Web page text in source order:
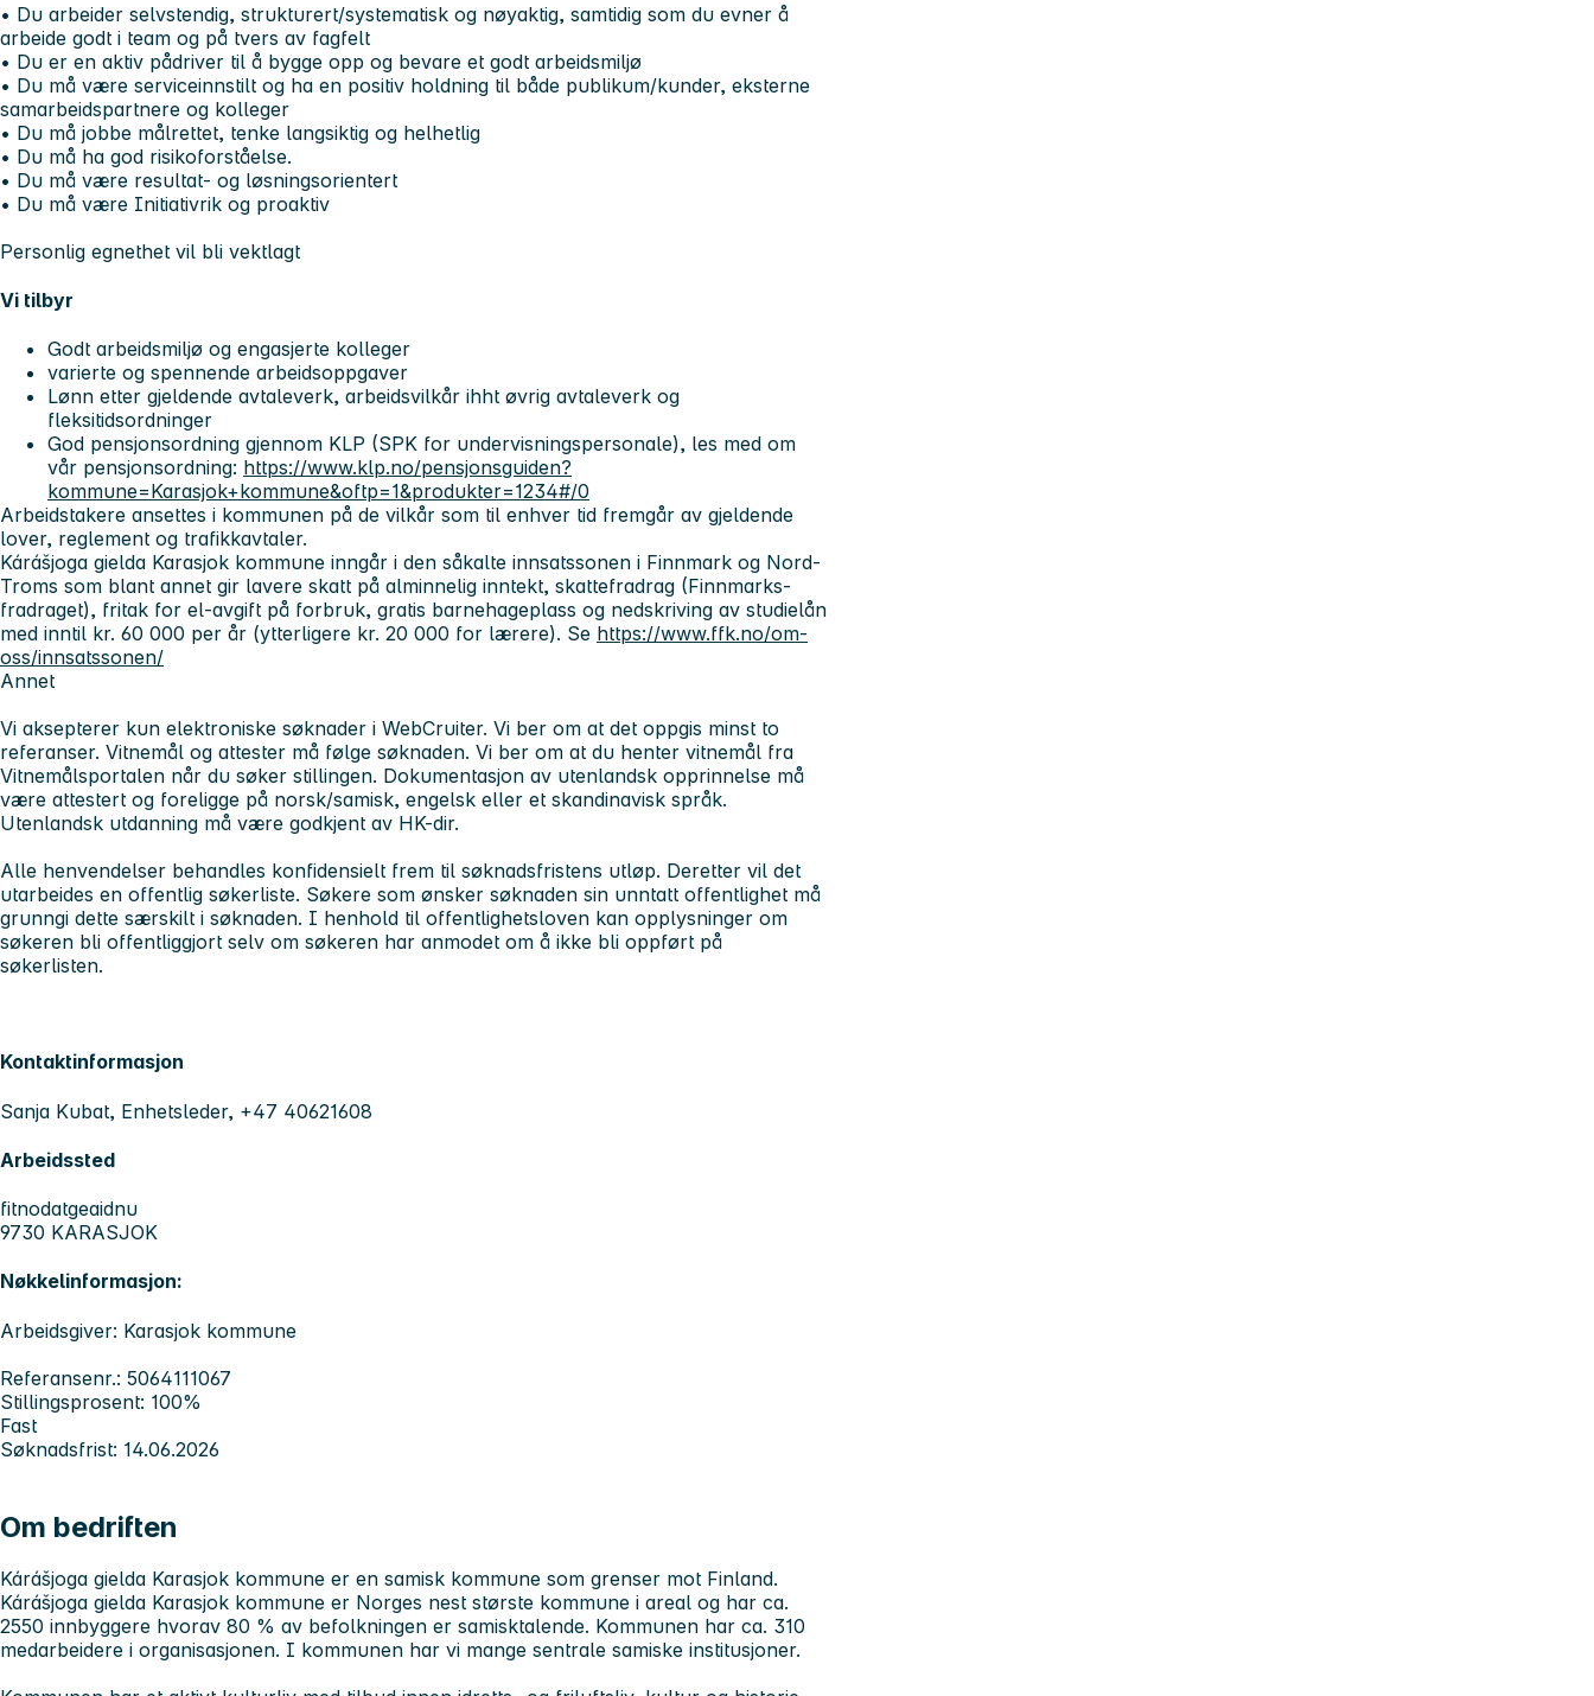
• Du arbeider selvstendig, strukturert/systematisk og nøyaktig, samtidig som du evner å
arbeide godt i team og på tvers av fagfelt
• Du er en aktiv pådriver til å bygge opp og bevare et godt arbeidsmiljø
• Du må være serviceinnstilt og ha en positiv holdning til både publikum/kunder, eksterne
samarbeidspartnere og kolleger
• Du må jobbe målrettet, tenke langsiktig og helhetlig
• Du må ha god risikoforståelse.
• Du må være resultat- og løsningsorientert
• Du må være Initiativrik og proaktiv
Personlig egnethet vil bli vektlagt
Vi tilbyr
Godt arbeidsmiljø og engasjerte kolleger
varierte og spennende arbeidsoppgaver
Lønn etter gjeldende avtaleverk, arbeidsvilkår ihht øvrig avtaleverk og
fleksitidsordninger
God pensjonsordning gjennom KLP (SPK for undervisningspersonale), les med om
vår pensjonsordning: https://www.klp.no/pensjonsguiden?
kommune=Karasjok+kommune&oftp=1&produkter=1234#/0
Arbeidstakere ansettes i kommunen på de vilkår som til enhver tid fremgår av gjeldende
lover, reglement og trafikkavtaler.
Kárášjoga gielda Karasjok kommune inngår i den såkalte innsatssonen i Finnmark og Nord-
Troms som blant annet gir lavere skatt på alminnelig inntekt, skattefradrag (Finnmarks-
fradraget), fritak for el-avgift på forbruk, gratis barnehageplass og nedskriving av studielån
med inntil kr. 60 000 per år (ytterligere kr. 20 000 for lærere). Se https://www.ffk.no/om-
oss/innsatssonen/
Annet
Vi aksepterer kun elektroniske søknader i WebCruiter. Vi ber om at det oppgis minst to
referanser. Vitnemål og attester må følge søknaden. Vi ber om at du henter vitnemål fra
Vitnemålsportalen når du søker stillingen. Dokumentasjon av utenlandsk opprinnelse må
være attestert og foreligge på norsk/samisk, engelsk eller et skandinavisk språk.
Utenlandsk utdanning må være godkjent av HK-dir.
Alle henvendelser behandles konfidensielt frem til søknadsfristens utløp. Deretter vil det
utarbeides en offentlig søkerliste. Søkere som ønsker søknaden sin unntatt offentlighet må
grunngi dette særskilt i søknaden. I henhold til offentlighetsloven kan opplysninger om
søkeren bli offentliggjort selv om søkeren har anmodet om å ikke bli oppført på
søkerlisten.
Kontaktinformasjon
Sanja Kubat, Enhetsleder, +47 40621608
Arbeidssted
fitnodatgeaidnu
9730 KARASJOK
Nøkkelinformasjon:
Arbeidsgiver: Karasjok kommune
Referansenr.: 5064111067
Stillingsprosent: 100%
Fast
Søknadsfrist: 14.06.2026
Om bedriften
Kárášjoga gielda Karasjok kommune er en samisk kommune som grenser mot Finland.
Kárášjoga gielda Karasjok kommune er Norges nest største kommune i areal og har ca.
2550 innbyggere hvorav 80 % av befolkningen er samisktalende. Kommunen har ca. 310
medarbeidere i organisasjonen. I kommunen har vi mange sentrale samiske institusjoner.